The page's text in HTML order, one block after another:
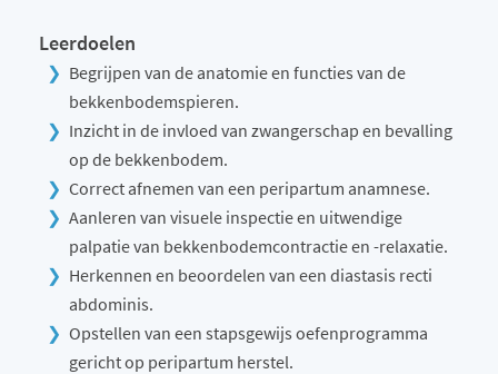
Leerdoelen
Begrijpen van de anatomie en functies van de
bekkenbodemspieren.
Inzicht in de invloed van zwangerschap en bevalling
op de bekkenbodem.
Correct afnemen van een peripartum anamnese.
Aanleren van visuele inspectie en uitwendige
palpatie van bekkenbodemcontractie en -relaxatie.
Herkennen en beoordelen van een diastasis recti
abdominis.
Opstellen van een stapsgewijs oefenprogramma
gericht op peripartum herstel.